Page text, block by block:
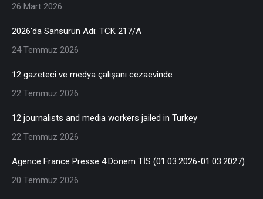
26 Mart 2026
2026’da Sansürün Adı: TCK 217/A
24 Temmuz 2026
12 gazeteci ve medya çalışanı cezaevinde
22 Temmuz 2026
12 journalists and media workers jailed in Turkey
22 Temmuz 2026
Agence France Presse 4.Dönem TİS (01.03.2026-01.03.2027)
20 Temmuz 2026